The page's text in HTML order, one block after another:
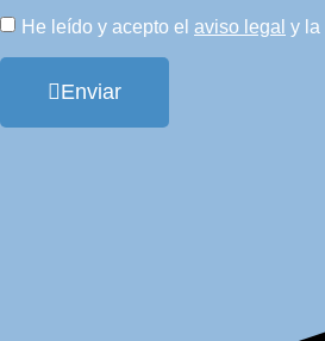
He leído y acepto el aviso legal y la
Enviar